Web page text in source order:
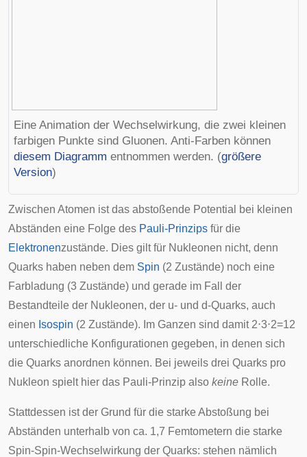
Eine Animation der Wechselwirkung, die zwei kleinen
farbigen Punkte sind Gluonen. Anti-Farben können
diesem Diagramm entnommen werden. (größere
Version)
Zwischen Atomen ist das abstoßende Potential
bei kleinen
Abständen eine Folge des Pauli-Prinzips für die
Elektronenzustände. Dies gilt für Nukleonen nicht, denn
Quarks haben neben dem Spin (2 Zustände) noch eine
Farbladung (3 Zustände) und gerade im Fall der
Bestandteile der Nukleonen, der u- und d-Quarks, auch
einen Isospin (2 Zustände). Im Ganzen sind damit 2⋅3⋅2=12
unterschiedliche Konfigurationen gegeben, in denen sich
die Quarks anordnen können. Bei jeweils drei Quarks pro
Nukleon spielt hier das Pauli-Prinzip also keine Rolle.
Stattdessen ist der Grund für die starke Abstoßung bei
Abständen unterhalb von ca. 1,7 Femtometern die starke
Spin-Spin-Wechselwirkung der Quarks: stehen nämlich